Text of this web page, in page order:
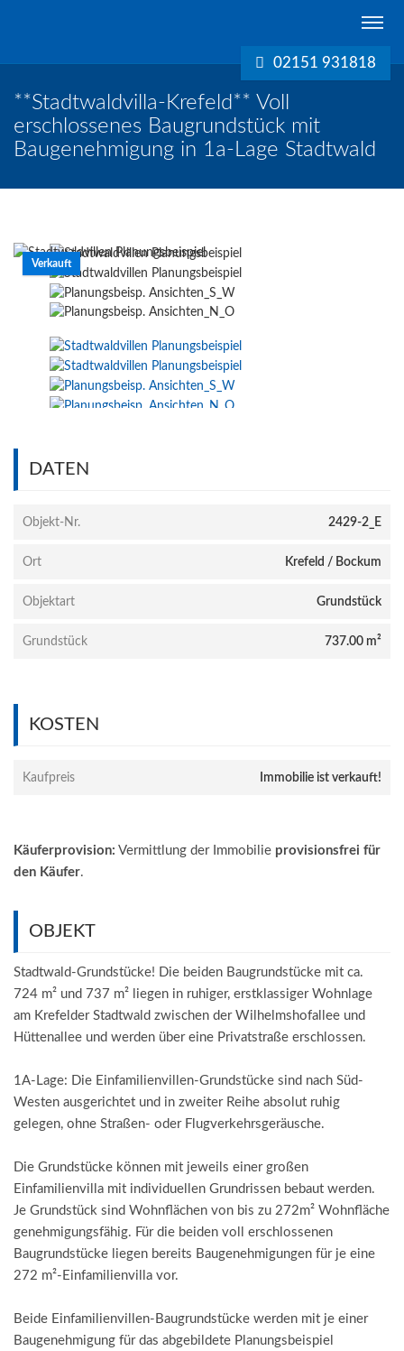
02151 931818
**Stadtwaldvilla-Krefeld** Voll
erschlossenes Baugrundstück mit
Baugenehmigung in 1a-Lage Stadtwald
Verkauft
DATEN
Objekt-Nr. 2429-2_E
Ort Krefeld / Bockum
Objektart Grundstück
Grundstück 737.00 m²
KOSTEN
Kaufpreis Immobilie ist verkauft!
Käuferprovision: Vermittlung der Immobilie provisionsfrei für
den Käufer.
OBJEKT
Stadtwald-Grundstücke! Die beiden Baugrundstücke mit ca.
724 m² und 737 m² liegen in ruhiger, erstklassiger Wohnlage
am Krefelder Stadtwald zwischen der Wilhelmshofallee und
Hüttenallee und werden über eine Privatstraße erschlossen.
1A-Lage: Die Einfamilienvillen-Grundstücke sind nach Süd-
Westen ausgerichtet und in zweiter Reihe absolut ruhig
gelegen, ohne Straßen- oder Flugverkehrsgeräusche.
Die Grundstücke können mit jeweils einer großen
Einfamilienvilla mit individuellen Grundrissen bebaut werden.
Je Grundstück sind Wohnflächen von bis zu 272m² Wohnfläche
genehmigungsfähig. Für die beiden voll erschlossenen
Baugrundstücke liegen bereits Baugenehmigungen für je eine
272 m²-Einfamilienvilla vor.
Beide Einfamilienvillen-Baugrundstücke werden mit je einer
Baugenehmigung für das abgebildete Planungsbeispiel